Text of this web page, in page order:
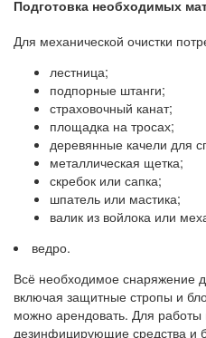
Подготовка необходимых
Для механической очистки
лестница;
подпорные штанги;
страховочный канат;
площадка на тросах;
деревянные качели для
металлическая щетка;
скребок или сапка;
шпатель или мастика;
валик из войлока или
ведро.
Всё необходимое снаряжение
включая защитные стропы и
можно арендовать. Для работы
дезинфицирующие средства и